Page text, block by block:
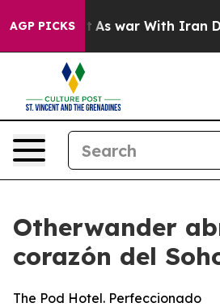
AGP PICKS
As war With Iran Drove oil
Otherwander
corazón del
The Pod Hotel. Perfeccionado